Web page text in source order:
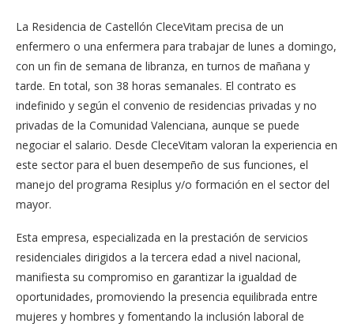
La Residencia de Castellón CleceVitam precisa de un
enfermero o una enfermera para trabajar de lunes a domingo,
con un fin de semana de libranza, en turnos de mañana y
tarde. En total, son 38 horas semanales. El contrato es
indefinido y según el convenio de residencias privadas y no
privadas de la Comunidad Valenciana, aunque se puede
negociar el salario. Desde CleceVitam valoran la experiencia en
este sector para el buen desempeño de sus funciones, el
manejo del programa Resiplus y/o formación en el sector del
mayor.
Esta empresa, especializada en la prestación de servicios
residenciales dirigidos a la tercera edad a nivel nacional,
manifiesta su compromiso en garantizar la igualdad de
oportunidades, promoviendo la presencia equilibrada entre
mujeres y hombres y fomentando la inclusión laboral de